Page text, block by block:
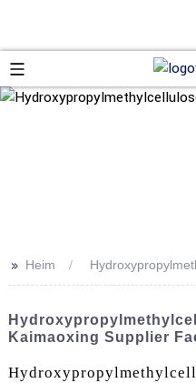
>> Heim
Kaimaoxing Supplier